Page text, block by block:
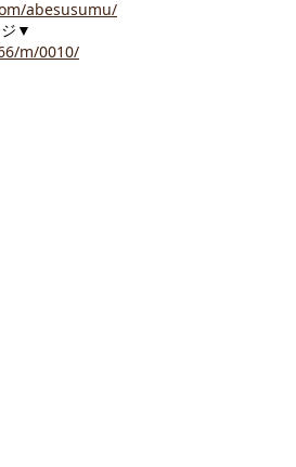
abesusumu/
▼
m/0010/